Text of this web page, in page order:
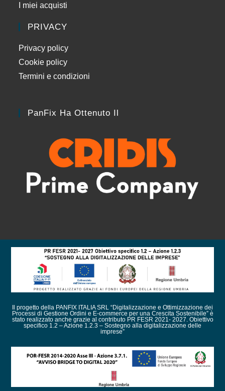
I miei acquisti
PRIVACY
Privacy policy
Cookie policy
Termini e condizioni
PanFix Ha Ottenuto Il
Il progetto della PANFIX ITALIA SRL “Digitalizzazione e Ottimizzazione dei
Processi di Gestione Ordini e E-commerce per una Crescita Sostenibile” è
stato realizzato anche grazie al contributo PR FESR 2021- 2027. Obiettivo
specifico 1.2 – Azione 1.2.3 – Sostegno alla digitalizzazione delle
imprese”